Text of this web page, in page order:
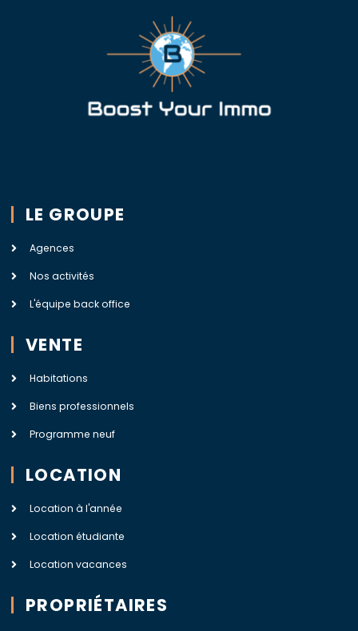
LE GROUPE
Agences
Nos activités
L'équipe back office
VENTE
Habitations
Biens professionnels
Programme neuf
LOCATION
Location à l'année
Location étudiante
Location vacances
PROPRIÉTAIRES